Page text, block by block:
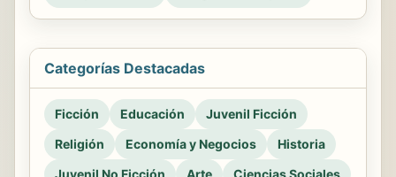
Categorías Destacadas
Ficción Educación
Juvenil Ficción
Religión
Economía y Negocios
Historia
Juvenil No Ficción
Arte Ciencias Sociales